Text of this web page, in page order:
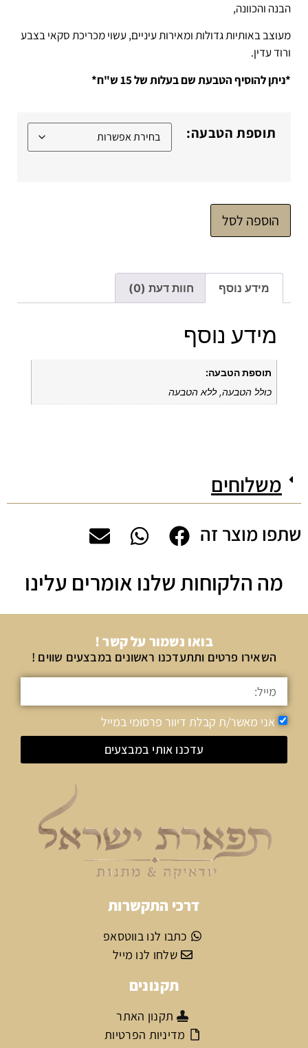
הבנה והכוונה,
מעוצב באותיות גדולות ומאירות עיניים, עשוי מכריכת סקאי בצבע
ורוד עדין.
*ניתן להוסיף הטבעת שם בעלות של 15 ש"ח*
תוספת הטבעה:
הוספה לסל
מידע נוסף חוות דעת (0)
מידע נוסף
תוספת הטבעה:
כולל הטבעה, ללא הטבעה
משלוחים
שתפו מוצר זה
מה הלקוחות שלנו אומרים עלינו
בואו נשמור על קשר !
השאירו פרטים ותתעדכנו ראשונים במבצעים שווים !
אני מאשר/ת קבלת דיוור פרסומי במייל
עדכנו אותי במבצעים
דרכי התקשרות
כתבו לנו בווטסאפ
שלחו לנו מייל
תקנונים
תקנון האתר
מדיניות הפרטיות